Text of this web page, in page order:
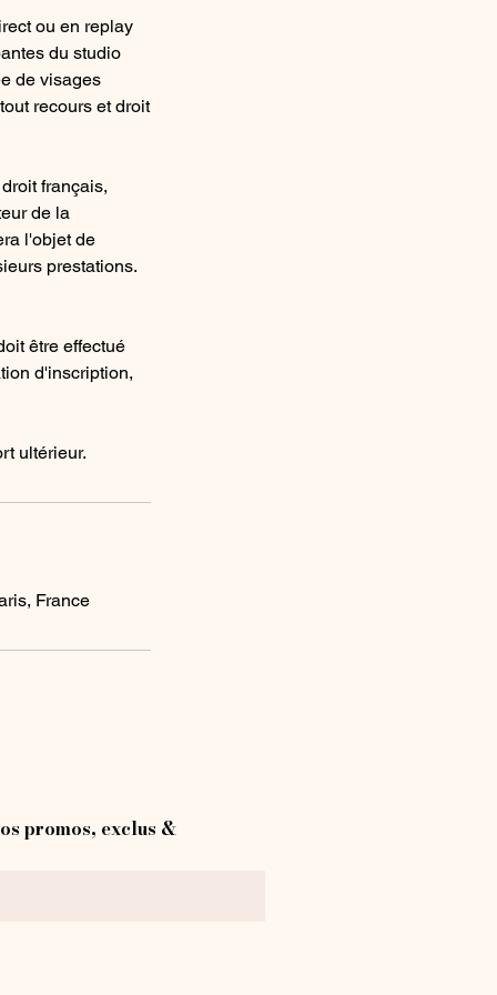
ou en replay
du studio
de visages
recours et droit
français,
de la
l'objet de
prestations.
être effectué
d'inscription,
ultérieur.
France
promos, exclus &